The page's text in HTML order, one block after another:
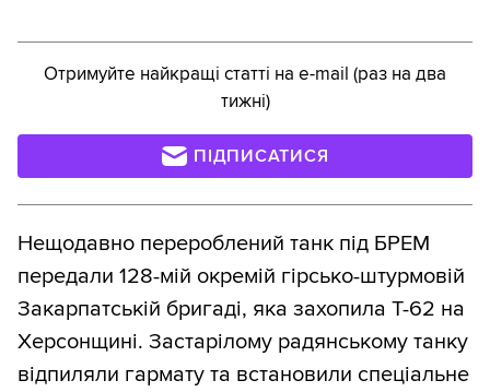
Отримуйте найкращі статті на e-mail (раз на два
тижні)
ПІДПИСАТИСЯ
Нещодавно перероблений танк під БРЕМ
передали 128-мій окремій гірсько-штурмовій
Закарпатській бригаді, яка захопила Т-62 на
Херсонщині. Застарілому радянському танку
відпиляли гармату та встановили спеціальне